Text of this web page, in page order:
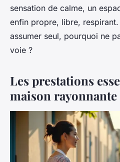
sensation de calme, un
enfin propre, libre,
assumer seul, pourquoi ne
voie ?
Les prestations
maison rayonnante